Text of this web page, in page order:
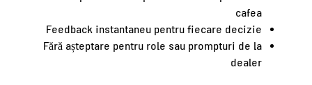
cafea
Feedback instantaneu pentru fiecare decizie
Fără așteptare pentru role sau prompturi de la
dealer